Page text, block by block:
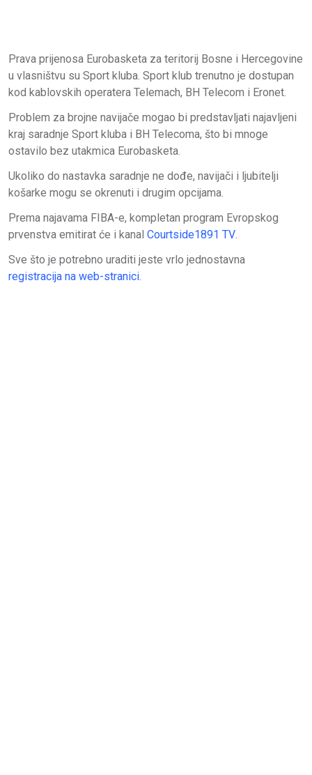
Prava prijenosa Eurobasketa za teritorij Bosne i Hercegovine
u vlasništvu su Sport kluba. Sport klub trenutno je dostupan
kod kablovskih operatera Telemach, BH Telecom i Eronet.
Problem za brojne navijače mogao bi predstavljati najavljeni
kraj saradnje Sport kluba i BH Telecoma, što bi mnoge
ostavilo bez utakmica Eurobasketa.
Ukoliko do nastavka saradnje ne dođe, navijači i ljubitelji
košarke mogu se okrenuti i drugim opcijama.
Prema najavama FIBA-e, kompletan program Evropskog
prvenstva emitirat će i kanal Courtside1891 TV.
Sve što je potrebno uraditi jeste vrlo jednostavna
registracija na web-stranici.